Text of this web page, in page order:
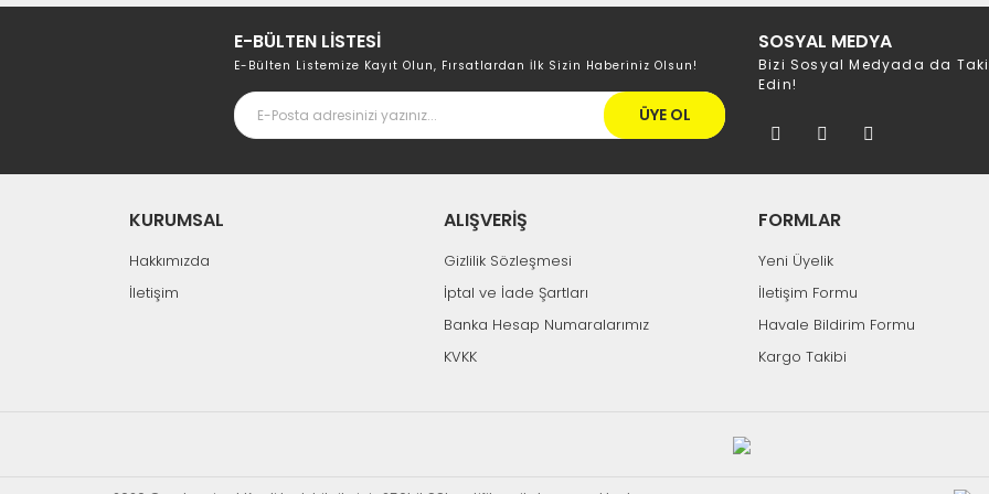
E-BÜLTEN LİSTESİ
E-Bülten Listemize Kayıt Olun, Fırsatlardan İlk Sizin Haberiniz Olsun!
ÜYE OL
SOSYAL MEDYA
Bizi Sosyal Medyada da
Edin!
KURUMSAL
Hakkımızda
İletişim
ALIŞVERİŞ
Gizlilik Sözleşmesi
İptal ve İade Şartları
Banka Hesap Numaralarımız
KVKK
FORMLAR
Yeni Üyelik
İletişim Formu
Havale Bildirim Formu
Kargo Takibi